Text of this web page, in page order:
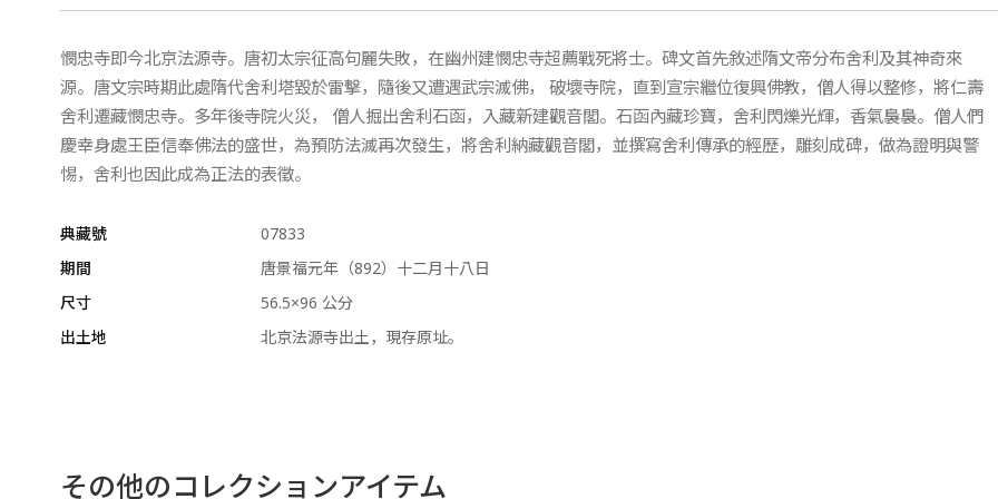
憫忠寺即今北京法源寺。唐初太宗征高句麗失敗，在幽州建憫忠寺超薦戰死將士。碑文首先敘述隋文帝分布舍利及其神奇來
源。唐文宗時期此處隋代舍利塔毀於雷擊，隨後又遭遇武宗滅佛， 破壞寺院，直到宣宗繼位復興佛教，僧人得以整修，將仁壽
舍利遷藏憫忠寺。多年後寺院火災， 僧人掘出舍利石函，入藏新建觀音閣。石函內藏珍寶，舍利閃爍光輝，香氣裊裊。僧人們
慶幸身處王臣信奉佛法的盛世，為預防法滅再次發生，將舍利納藏觀音閣，並撰寫舍利傳承的經歷，雕刻成碑，做為證明與警
惕，舍利也因此成為正法的表徵。
典藏號
07833
期間
唐景福元年（892）十二月十八日
尺寸
56.5×96 公分
出土地
北京法源寺出土，現存原址。
その他のコレクションアイテム